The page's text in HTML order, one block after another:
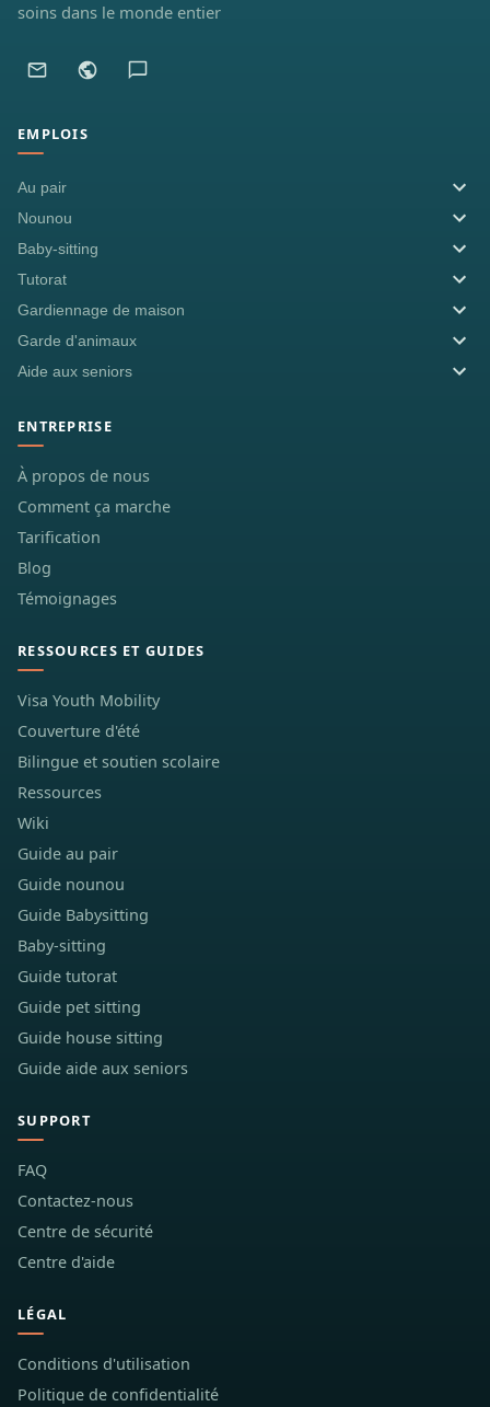
soins dans le monde entier
EMPLOIS
Au pair
Nounou
Baby-sitting
Tutorat
Gardiennage de maison
Garde d'animaux
Aide aux seniors
ENTREPRISE
À propos de nous
Comment ça marche
Tarification
Blog
Témoignages
RESSOURCES ET GUIDES
Visa Youth Mobility
Couverture d'été
Bilingue et soutien scolaire
Ressources
Wiki
Guide au pair
Guide nounou
Guide Babysitting
Baby-sitting
Guide tutorat
Guide pet sitting
Guide house sitting
Guide aide aux seniors
SUPPORT
FAQ
Contactez-nous
Centre de sécurité
Centre d'aide
LÉGAL
Conditions d'utilisation
Politique de confidentialité